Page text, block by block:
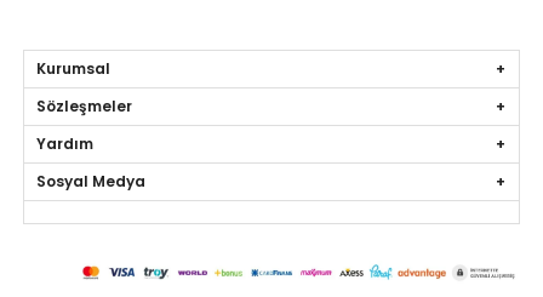
Kurumsal
Sözleşmeler
Yardım
Sosyal Medya